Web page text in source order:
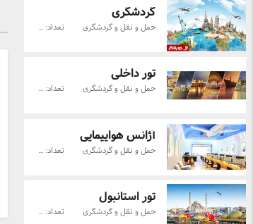
گردشگری
حمل و نقل و گردشگری تعداد: 78
تور داخلی
حمل و نقل و گردشگری تعداد: 44
آژانس هواپیمایی
حمل و نقل و گردشگری تعداد: 38
تور استانبول
حمل و نقل و گردشگری تعداد: 33